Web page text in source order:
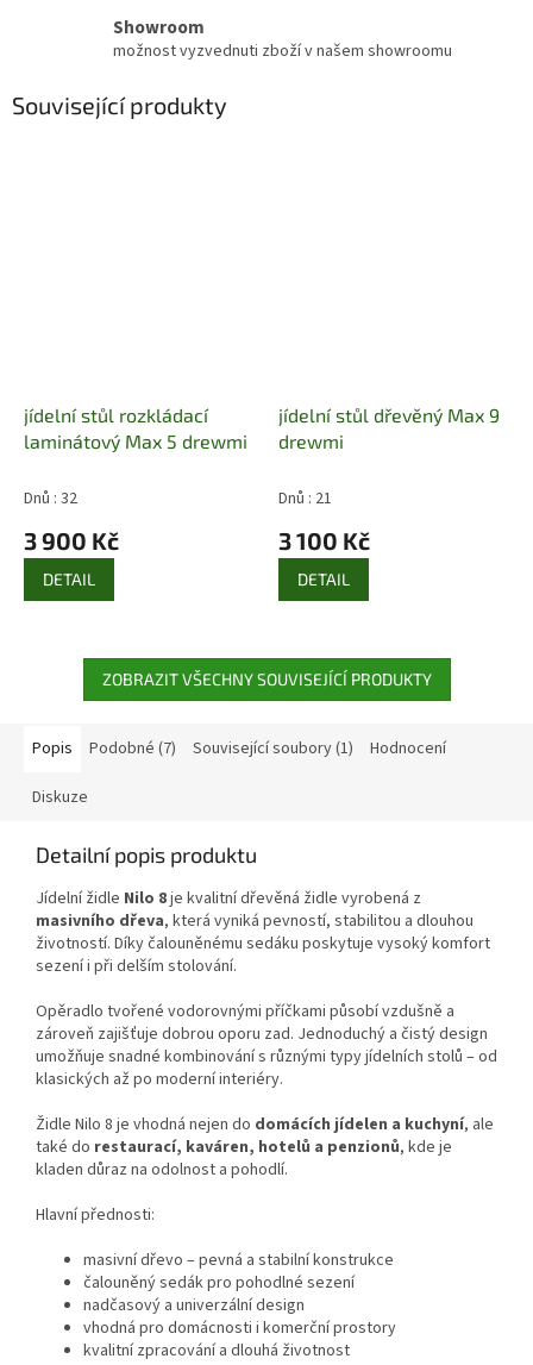
Showroom
možnost vyzvednuti zboží v našem showroomu
Související produkty
jídelní stůl rozkládací
laminátový Max 5 drewmi
Dnů : 32
3 900 Kč
DETAIL
jídelní stůl dřevěný Max 9
drewmi
Dnů : 21
3 100 Kč
DETAIL
ZOBRAZIT VŠECHNY SOUVISEJÍCÍ PRODUKTY
Popis Podobné (7) Související soubory (1) Hodnocení
Diskuze
Detailní popis produktu
Jídelní židle Nilo 8je kvalitní dřevěná židle vyrobená z
masivního dřeva, která vyniká pevností, stabilitou a dlouhou
životností. Díky čalouněnému sedáku poskytuje vysoký komfort
sezení i při delším stolování.
Opěradlo tvořené vodorovnými příčkami působí vzdušně a
zároveň zajišťuje dobrou oporu zad. Jednoduchý a čistý design
umožňuje snadné kombinování s různými typy jídelních stolů – od
klasických až po moderní interiéry.
Židle Nilo 8 je vhodná nejen do domácích jídelen a kuchyní, ale
také do restaurací, kaváren, hotelů a penzionů, kde je
kladen důraz na odolnost a pohodlí.
Hlavní přednosti:
masivní dřevo – pevná a stabilní konstrukce
čalouněný sedák pro pohodlné sezení
nadčasový a univerzální design
vhodná pro domácnosti i komerční prostory
kvalitní zpracování a dlouhá životnost